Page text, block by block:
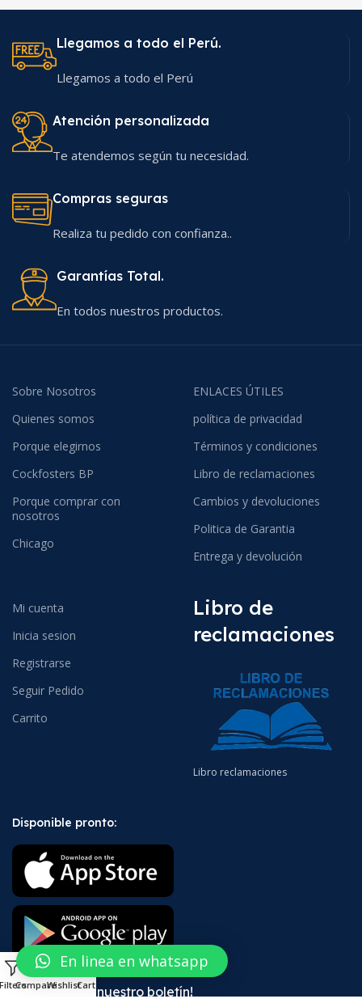
Llegamos a todo el Perú.
Llegamos a todo el Perú
Atención personalizada
Te atendemos según tu necesidad.
Compras seguras
Realiza tu pedido con confianza..
Garantías Total.
En todos nuestros productos.
Sobre Nosotros
Quienes somos
Porque elegirnos
Cockfosters BP
Porque comprar con
nosotros
Chicago
ENLACES ÚTILES
política de privacidad
Términos y condiciones
Libro de reclamaciones
Cambios y devoluciones
Politica de Garantia
Entrega y devolución
Mi cuenta
Inicia sesion
Registrarse
Seguir Pedido
Carrito
Libro de
reclamaciones
Libro reclamaciones
Disponible pronto:
¡Suscríbete a nuestro boletín!
CompareWishlist
0
Cart
En linea en whatsapp